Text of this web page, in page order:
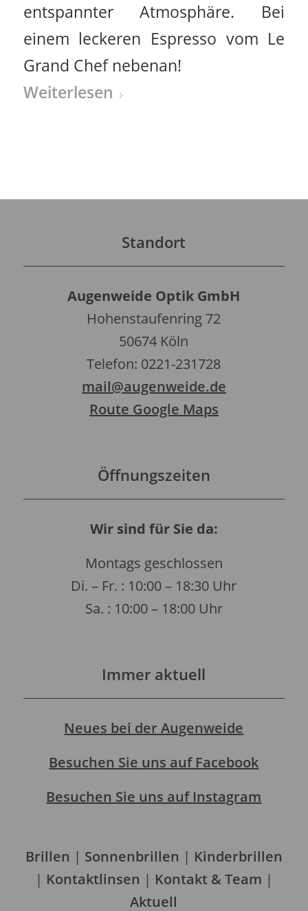
entspannter Atmosphäre. Bei
einem leckeren Espresso vom Le
Grand Chef nebenan!
Weiterlesen
Standort
Augenweide Optik GmbH
Hohenstaufenring 72
50674 Köln
Telefon: 0221-231728
mail@augenweide.de
Route Google Maps
Öffnungszeiten
Wir sind für Sie da:
Montags geschlossen
Di. – Fr. : 10:00 – 18:30 Uhr
Sa. : 10:00 – 18:00 Uhr
Immer aktuell
Neues bei der Augenweide
Besuchen Sie uns auf Facebook
Besuchen Sie uns auf Instagram
Brillen | Sonnenbrillen | Kinderbrillen
| Kontaktlinsen | Kontakt & Team |
Aktuell